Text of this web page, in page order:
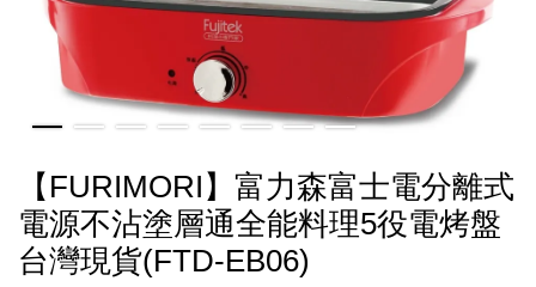
【FURIMORI】富力森富士電分離式
電源不沾塗層通全能料理5役電烤盤
台灣現貨(FTD-EB06)